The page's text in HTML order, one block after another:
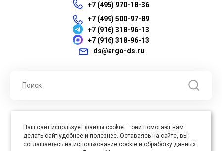
+7 (495) 970-18-36
+7 (499) 500-97-89
+7 (916) 318-96-13
+7 (916) 318-96-13
ds@argo-ds.ru
права защищены
Юр. адрес : 105005, г. Москва, ул. Бауманская, д.20, стр. 3
Наш сайт использует файлы cookie — они помогают нам
делать сайт удобнее и полезнее. Оставаясь на сайте, вы
соглашаетесь на использование cookie и обработку данных